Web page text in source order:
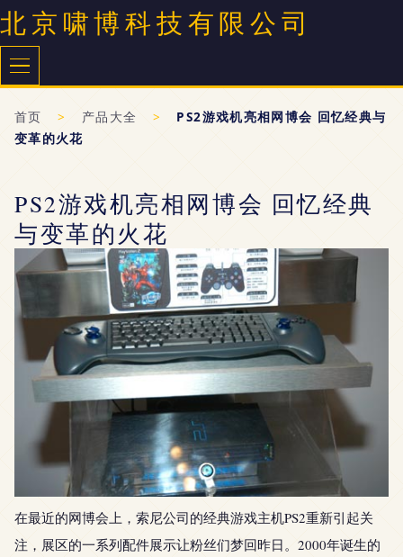
北京啸博科技有限公司
首页 > 产品大全 >
PS2游戏机亮相网博会 回忆经典与
变革的火花
PS2游戏机亮相网博会 回忆经典
与变革的火花
在最近的网博会上，索尼公司的经典游戏主机PS2重新引起关
注，展区的一系列配件展示让粉丝们梦回昨日。2000年诞生的